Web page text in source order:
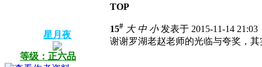
TOP
星月夜
等级：正六品
15# 大 中 小发表于 2015-11-14 21:03
谢谢罗湖老赵老师的光临与夸奖，